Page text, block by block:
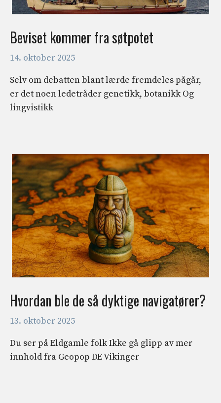
Beviset kommer fra søtpotet
14. oktober 2025
Selv om debatten blant lærde fremdeles pågår,
er det noen ledetråder genetikk, botanikk Og
lingvistikk
Hvordan ble de så dyktige navigatører?
13. oktober 2025
Du ser på Eldgamle folk Ikke gå glipp av mer
innhold fra Geopop DE Vikinger